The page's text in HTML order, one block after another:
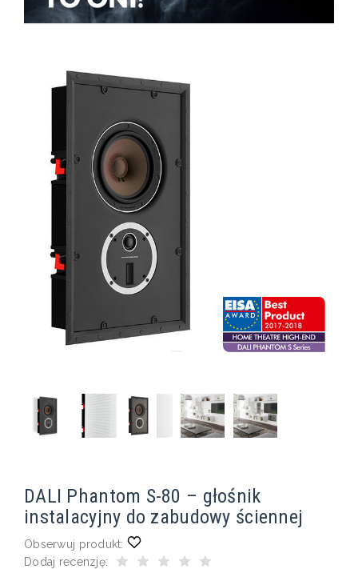
DALI Phantom S-80 – głośnik
instalacyjny do zabudowy ściennej
Obserwuj produkt:
Dodaj recenzję: